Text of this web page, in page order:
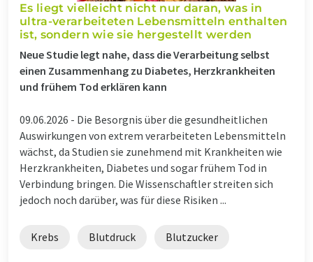
Es liegt vielleicht nicht nur daran, was in
ultra-verarbeiteten Lebensmitteln enthalten
ist, sondern wie sie hergestellt werden
Neue Studie legt nahe, dass die Verarbeitung selbst
einen Zusammenhang zu Diabetes, Herzkrankheiten
und frühem Tod erklären kann
09.06.2026 - Die Besorgnis über die gesundheitlichen
Auswirkungen von extrem verarbeiteten Lebensmitteln
wächst, da Studien sie zunehmend mit Krankheiten wie
Herzkrankheiten, Diabetes und sogar frühem Tod in
Verbindung bringen. Die Wissenschaftler streiten sich
jedoch noch darüber, was für diese Risiken ...
Krebs Blutdruck Blutzucker